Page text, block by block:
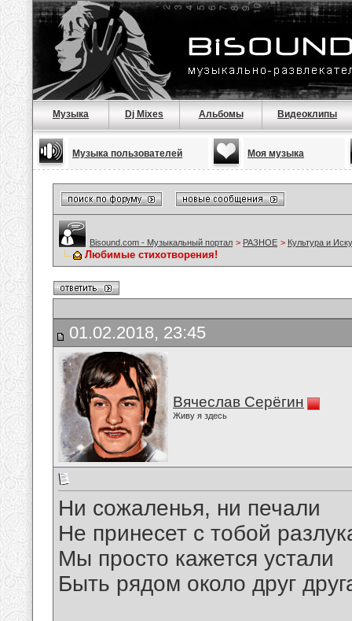
Музыка Dj Mixes Альбомы Видеоклипы
Музыка пользователей Моя музыка
Bisound.com - Музыкальный портал > РАЗНОЕ > Культура и
Любимые стихотворения!
01.02.2018, 23:45
Вячеслав Серёгин
Живу я здесь
Ни сожаленья, ни печали
Не принесет с тобой
Мы просто кажется устали
Быть рядом около друг